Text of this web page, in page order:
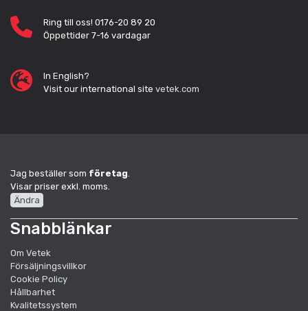
Ring till oss! 0176-20 89 20
Öppettider 7-16 vardagar
In English?
Visit our international site vetek.com
Jag beställer som företag
Visar priser exkl. moms.
Ändra
Snabblänkar
Om Vetek
Försäljningsvillkor
Cookie Policy
Hållbarhet
Kvalitetssystem